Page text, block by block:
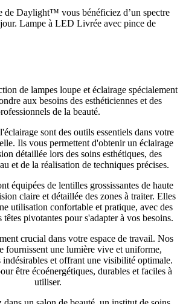
de Daylight™ vous bénéficiez d’un spectre
Lampe à LED Livrée avec pince de
de lampes loupe et éclairage spécialement
aux besoins des esthéticiennes et des
de la beauté.
sont des outils essentiels dans votre
Ils vous permettent d'obtenir un éclairage
détaillée lors des soins esthétiques, des
et de la réalisation de techniques précises.
équipées de lentilles grossissantes de haute
claire et détaillée des zones à traiter. Elles
utilisation confortable et pratique, avec des
têtes pivotantes pour s'adapter à vos besoins.
crucial dans votre espace de travail. Nos
fournissent une lumière vive et uniforme,
indésirables et offrant une visibilité optimale.
être écoénergétiques, durables et faciles à
utiliser.